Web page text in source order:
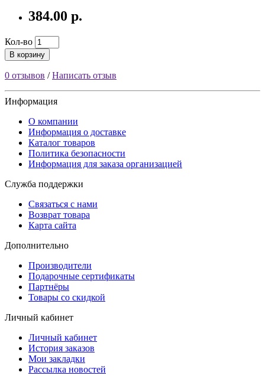
384.00 р.
Кол-во
В корзину
0 отзывов /Написать отзыв
Информация
О компании
Информация о доставке
Каталог товаров
Политика безопасности
Информация для заказа организацией
Служба поддержки
Связаться с нами
Возврат товара
Карта сайта
Дополнительно
Производители
Подарочные сертификаты
Партнёры
Товары со скидкой
Личный кабинет
Личный кабинет
История заказов
Мои закладки
Рассылка новостей